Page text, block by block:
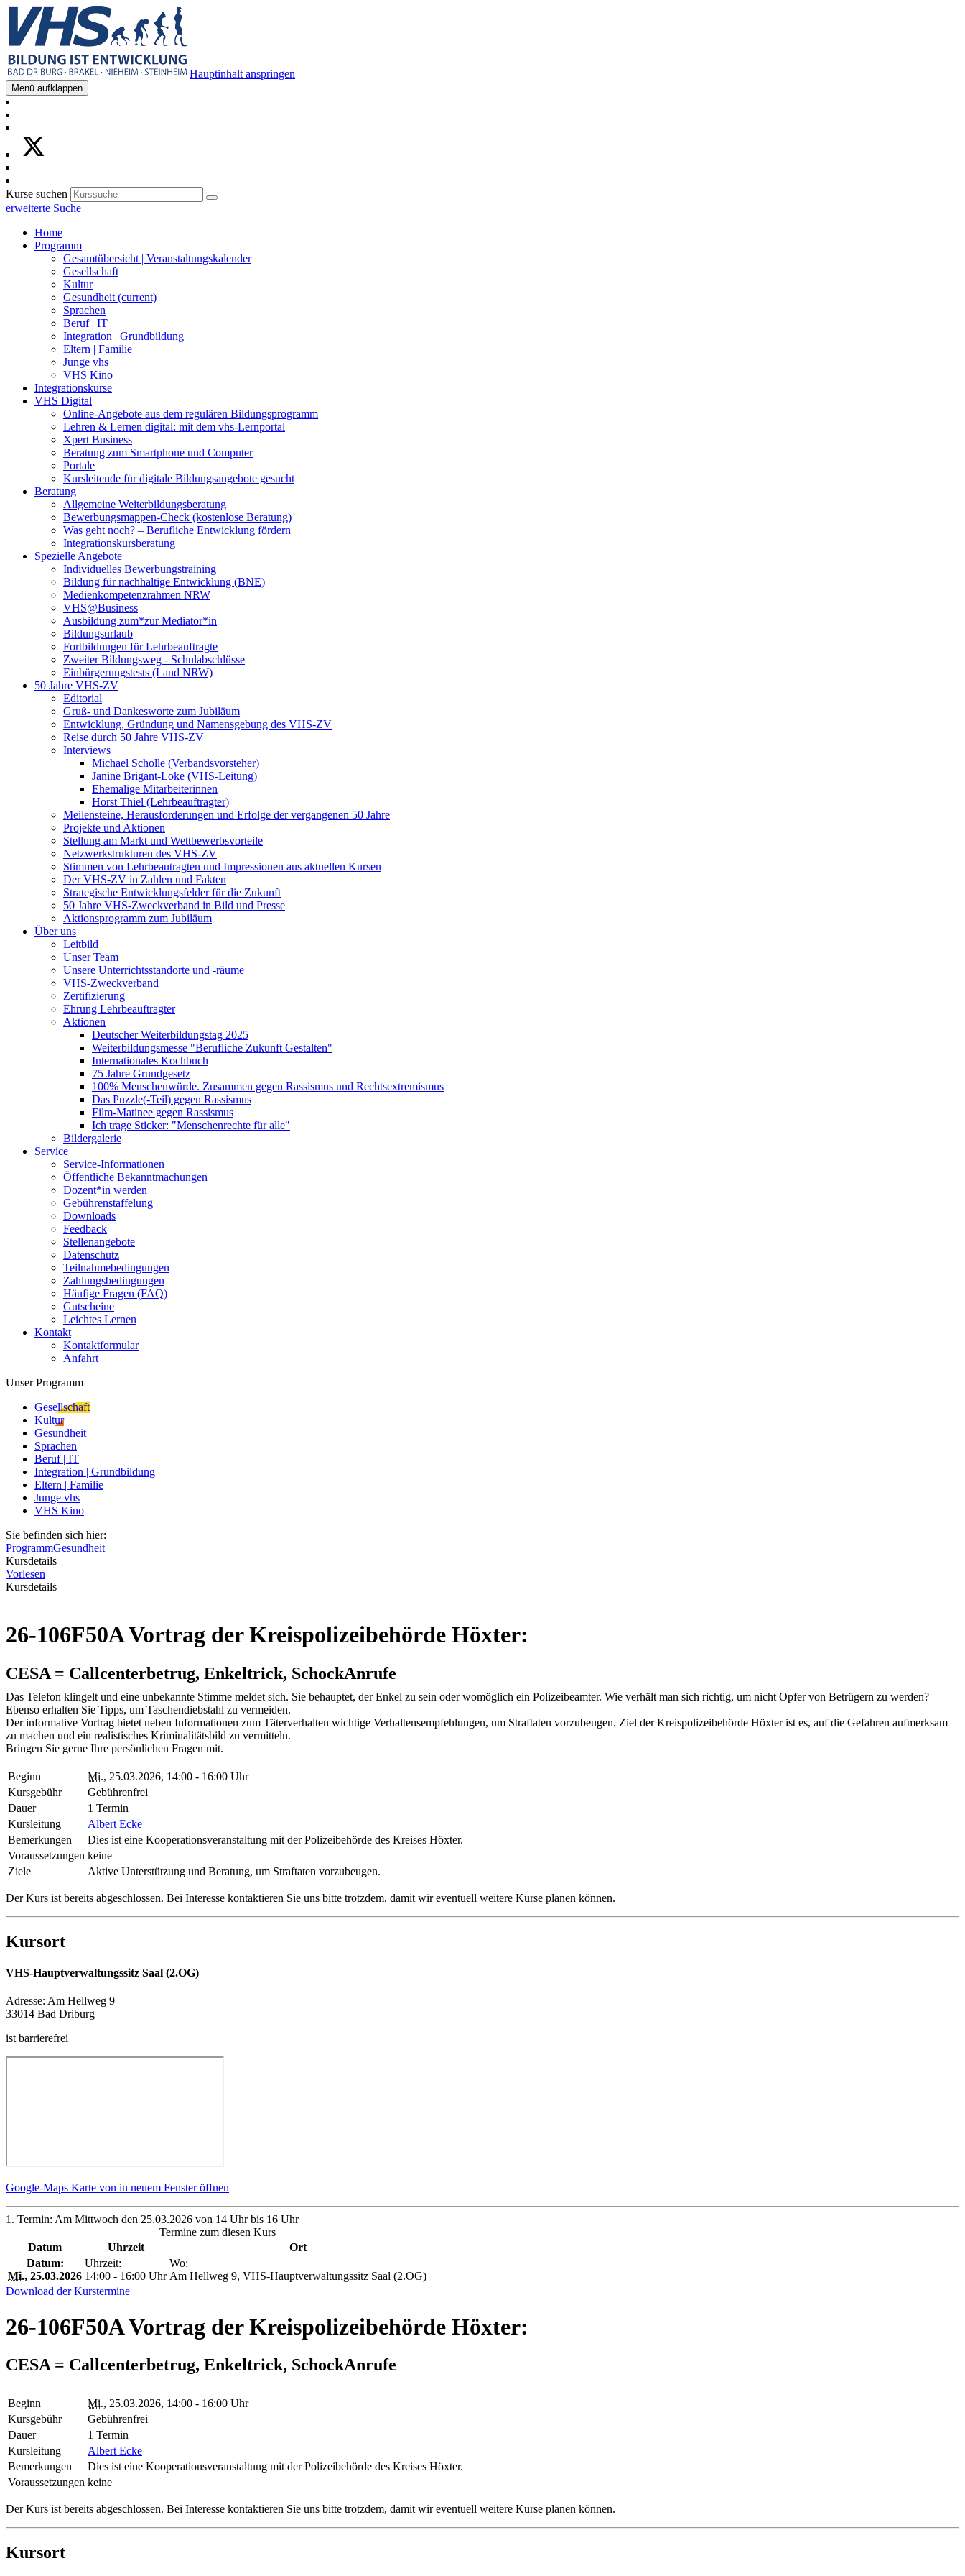
Hauptinhalt anspringen
Menü aufklappen
Kurse suchen
erweiterte Suche
Home
Programm
Gesamtübersicht | Veranstaltungskalender
Gesellschaft
Kultur
Gesundheit (current)
Sprachen
Beruf | IT
Integration | Grundbildung
Eltern | Familie
Junge vhs
VHS Kino
Integrationskurse
VHS Digital
Online-Angebote aus dem regulären Bildungsprogramm
Lehren & Lernen digital: mit dem vhs-Lernportal
Xpert Business
Beratung zum Smartphone und Computer
Portale
Kursleitende für digitale Bildungsangebote gesucht
Beratung
Allgemeine Weiterbildungsberatung
Bewerbungsmappen-Check (kostenlose Beratung)
Was geht noch? – Berufliche Entwicklung fördern
Integrationskursberatung
Spezielle Angebote
Individuelles Bewerbungstraining
Bildung für nachhaltige Entwicklung (BNE)
Medienkompetenzrahmen NRW
VHS@Business
Ausbildung zum*zur Mediator*in
Bildungsurlaub
Fortbildungen für Lehrbeauftragte
Zweiter Bildungsweg - Schulabschlüsse
Einbürgerungstests (Land NRW)
50 Jahre VHS-ZV
Editorial
Gruß- und Dankesworte zum Jubiläum
Entwicklung, Gründung und Namensgebung des VHS-ZV
Reise durch 50 Jahre VHS-ZV
Interviews
Michael Scholle (Verbandsvorsteher)
Janine Brigant-Loke (VHS-Leitung)
Ehemalige Mitarbeiterinnen
Horst Thiel (Lehrbeauftragter)
Meilensteine, Herausforderungen und Erfolge der vergangenen 50 Jahre
Projekte und Aktionen
Stellung am Markt und Wettbewerbsvorteile
Netzwerkstrukturen des VHS-ZV
Stimmen von Lehrbeautragten und Impressionen aus aktuellen Kursen
Der VHS-ZV in Zahlen und Fakten
Strategische Entwicklungsfelder für die Zukunft
50 Jahre VHS-Zweckverband in Bild und Presse
Aktionsprogramm zum Jubiläum
Über uns
Leitbild
Unser Team
Unsere Unterrichtsstandorte und -räume
VHS-Zweckverband
Zertifizierung
Ehrung Lehrbeauftragter
Aktionen
Deutscher Weiterbildungstag 2025
Weiterbildungsmesse "Berufliche Zukunft Gestalten"
Internationales Kochbuch
75 Jahre Grundgesetz
100% Menschenwürde. Zusammen gegen Rassismus und Rechtsextremismus
Das Puzzle(-Teil) gegen Rassismus
Film-Matinee gegen Rassismus
Ich trage Sticker: "Menschenrechte für alle"
Bildergalerie
Service
Service-Informationen
Öffentliche Bekanntmachungen
Dozent*in werden
Gebührenstaffelung
Downloads
Feedback
Stellenangebote
Datenschutz
Teilnahmebedingungen
Zahlungsbedingungen
Häufige Fragen (FAQ)
Gutscheine
Leichtes Lernen
Kontakt
Kontaktformular
Anfahrt
Unser Programm
Gesellschaft
Kultur
Gesundheit
Sprachen
Beruf | IT
Integration | Grundbildung
Eltern | Familie
Junge vhs
VHS Kino
Sie befinden sich hier:
ProgrammGesundheit
Kursdetails
Vorlesen
Kursdetails
26-106F50A Vortrag der Kreispolizeibehörde Höxter:
CESA = Callcenterbetrug, Enkeltrick, SchockAnrufe
Das Telefon klingelt und eine unbekannte Stimme meldet sich. Sie behauptet, der Enkel zu sein oder womöglich ein Polizeibeamter. Wie verhält man sich richtig, um nicht Opfer von Betrügern zu werden?
Ebenso erhalten Sie Tipps, um Taschendiebstahl zu vermeiden.
Der informative Vortrag bietet neben Informationen zum Täterverhalten wichtige Verhaltensempfehlungen, um Straftaten vorzubeugen. Ziel der Kreispolizeibehörde Höxter ist es, auf die Gefahren aufmerksam
zu machen und ein realistisches Kriminalitätsbild zu vermitteln.
Bringen Sie gerne Ihre persönlichen Fragen mit.
Beginn Mi., 25.03.2026, 14:00 - 16:00 Uhr
Kursgebühr
Gebührenfrei
Dauer
1 Termin
Kursleitung
Albert Ecke
Bemerkungen
Dies ist eine Kooperationsveranstaltung mit der Polizeibehörde des Kreises Höxter.
Voraussetzungen keine
Ziele
Aktive Unterstützung und Beratung, um Straftaten vorzubeugen.
Der Kurs ist bereits abgeschlossen. Bei Interesse kontaktieren Sie uns bitte trotzdem, damit wir eventuell weitere Kurse planen können.
Kursort
VHS-Hauptverwaltungssitz Saal (2.OG)
Adresse: Am Hellweg 9
33014 Bad Driburg
ist barrierefrei
Google-Maps Karte von in neuem Fenster öffnen
1. Termin: Am Mittwoch den 25.03.2026 von 14 Uhr bis 16 Uhr
Termine zum diesen Kurs
Datum
Uhrzeit
Ort
Datum:
Mi., 25.03.2026
Uhrzeit:
14:00 - 16:00 Uhr
Wo:
Am Hellweg 9, VHS-Hauptverwaltungssitz Saal (2.OG)
Download der Kurstermine
26-106F50A Vortrag der Kreispolizeibehörde Höxter:
CESA = Callcenterbetrug, Enkeltrick, SchockAnrufe
Beginn Mi., 25.03.2026, 14:00 - 16:00 Uhr
Kursgebühr
Gebührenfrei
Dauer
1 Termin
Kursleitung
Albert Ecke
Bemerkungen
Dies ist eine Kooperationsveranstaltung mit der Polizeibehörde des Kreises Höxter.
Voraussetzungen keine
Der Kurs ist bereits abgeschlossen. Bei Interesse kontaktieren Sie uns bitte trotzdem, damit wir eventuell weitere Kurse planen können.
Kursort